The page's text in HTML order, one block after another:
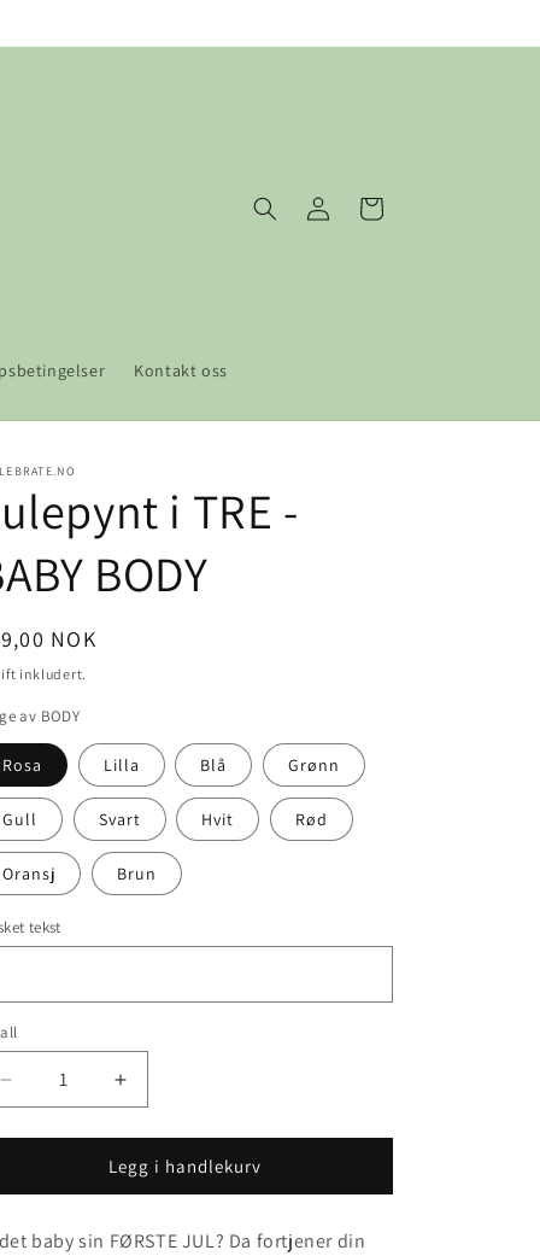
Kontakt oss
inn
Handlekurv
i TRE -
BODY
NOK
inkludert.
av BODY
Rosa Lilla Blå Grønn
Gull Svart Hvit Rød
Oransj Brun
tekst
antallet
for
i
-
Øk
antallet
for
Julepynt
i
-
Legg i handlekurv
baby sin FØRSTE JUL? Da fortjener din